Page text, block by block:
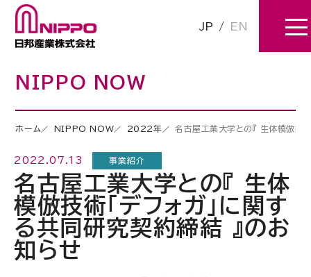
JP / EN
NIPPO NOW
ホーム NIPPO NOW 2022年 名古屋工業大学との『 生体模倣技
2022.07.13 事業紹介
名古屋工業大学との『 生体
模倣技術「デフォガ」に関す
る共同研究契約締結 』のお
知らせ